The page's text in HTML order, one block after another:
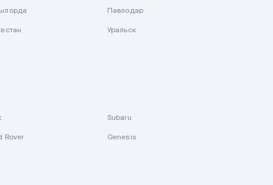
Павлодар
Уральск
Subaru
Rover Genesis